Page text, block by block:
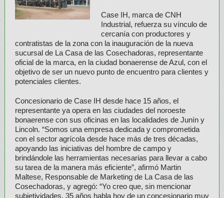
Case IH, marca de CNH
Industrial, refuerza su vínculo de
cercanía con productores y
contratistas de la zona con la inauguración de la nueva
sucursal de La Casa de las Cosechadoras, representante
oficial de la marca, en la ciudad bonaerense de Azul, con el
objetivo de ser un nuevo punto de encuentro para clientes y
potenciales clientes.
Concesionario de Case IH desde hace 15 años, el
representante ya opera en las ciudades del noroeste
bonaerense con sus oficinas en las localidades de Junín y
Lincoln. “Somos una empresa dedicada y comprometida
con el sector agrícola desde hace más de tres décadas,
apoyando las iniciativas del hombre de campo y
brindándole las herramientas necesarias para llevar a cabo
su tarea de la manera más eficiente”, afirmó Martin
Maltese, Responsable de Marketing de La Casa de las
Cosechadoras, y agregó: “Yo creo que, sin mencionar
subjetividades, 35 años habla hoy de un concesionario muy